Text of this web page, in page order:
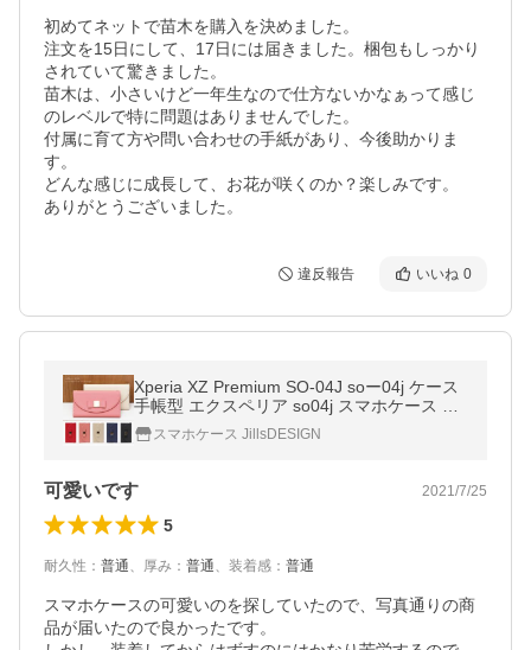
初めてネットで苗木を購入を決めました。
注文を15日にして、17日には届きました。梱包もしっかり
されていて驚きました。
苗木は、小さいけど一年生なので仕方ないかなぁって感じ
のレベルで特に問題はありませんでした。
付属に育て方や問い合わせの手紙があり、今後助かりま
す。
どんな感じに成長して、お花が咲くのか？楽しみです。
ありがとうございました。
違反報告 いいね 0
Xperia XZ Premium SO-04J soー04j ケース
手帳型 エクスペリア so04j スマホケース ス
マホカバー カバー 手帳 横 おしゃれ 三つ折
り スマホケース JillsDESIGN
可愛いです 2021/7/25
5
耐久性 ： 普通、 厚み ： 普通、 装着感 ： 普通
スマホケースの可愛いのを探していたので、写真通りの商
品が届いたので良かったです。